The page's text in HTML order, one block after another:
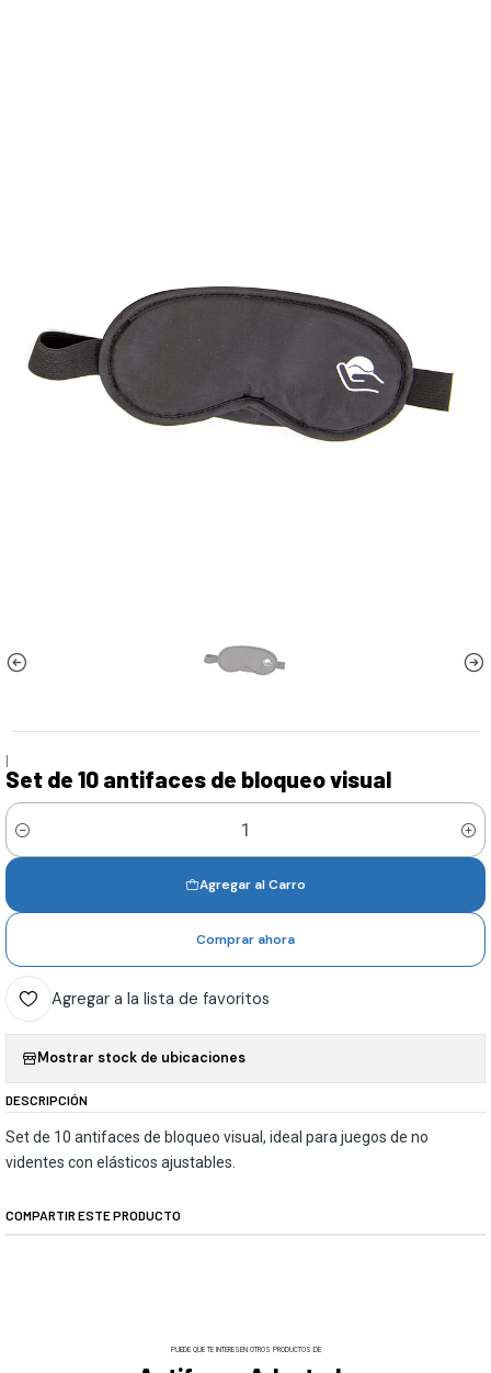
|
Set de 10 antifaces de bloqueo visual
Cantidad
Agregar al Carro
Comprar ahora
Agregar a la lista de favoritos
Mostrar stock de ubicaciones
DESCRIPCIÓN
Set de 10 antifaces de bloqueo visual, ideal para juegos de no
videntes con elásticos ajustables.
COMPARTIR ESTE PRODUCTO
PUEDE QUE TE INTERESEN OTROS PRODUCTOS DE